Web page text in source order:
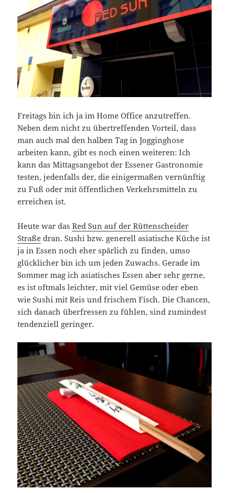
Freitags bin ich ja im Home Office anzutreffen.
Neben dem nicht zu übertreffenden Vorteil, dass
man auch mal den halben Tag in Jogginghose
arbeiten kann, gibt es noch einen weiteren: Ich
kann das Mittagsangebot der Essener Gastronomie
testen, jedenfalls der, die einigermaßen vernünftig
zu Fuß oder mit öffentlichen Verkehrsmitteln zu
erreichen ist.
Heute war dasRed Sun auf der Rüttenscheider
Straße dran. Sushi bzw. generell asiatische Küche ist
ja in Essen noch eher spärlich zu finden, umso
glücklicher bin ich um jeden Zuwachs. Gerade im
Sommer mag ich asiatisches Essen aber sehr gerne,
es ist oftmals leichter, mit viel Gemüse oder eben
wie Sushi mit Reis und frischem Fisch. Die Chancen,
sich danach überfressen zu fühlen, sind zumindest
tendenziell geringer.